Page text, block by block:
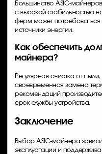
Большинство ASIC-
с высокой стабильностью
ферм может потребоваться
источники энергии.
Как обеспечить
майнера?
Регулярная очистка от
своевременная замена
рекомендаций
срок службы устройства.
Заключение
Выбор ASIC-майнера
эксплуатации и